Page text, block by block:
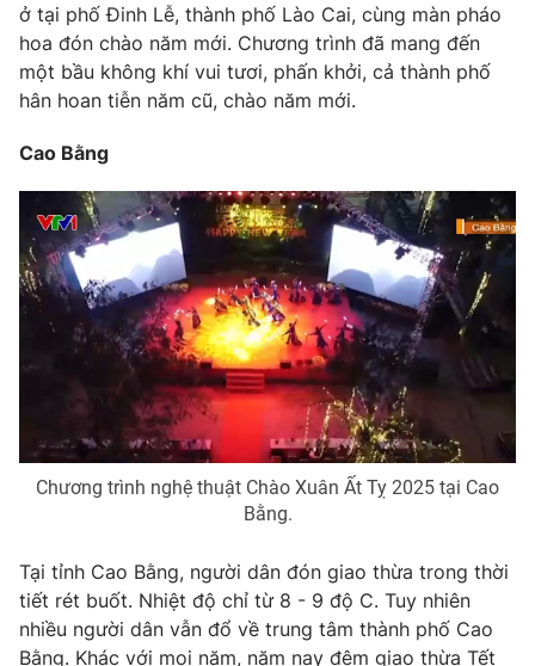
Nhân vật
Khán giả
Điện ảnh
Âm nhạc
Sao
Đời sống
Du lịch
Giáo dục
Tuyển sinh
Học trực tuyến
Công nghệ
Hitech Công nghệ tương lai
Sản phẩm
Thị trường
Tư vấn
Giao lưu trực tuyến
Lịch phát sóng
Chuyên mục khác
Emagazine Podcast
Infographic
Video Shorts video
VTV Money VTV Thể thao
ở tại phố Đinh Lễ, thành phố Lào Cai, cùng màn pháo
hoa đón chào năm mới. Chương trình đã mang đến
một bầu không khí vui tươi, phấn khởi, cả thành phố
hân hoan tiễn năm cũ, chào năm mới.
Cao Bằng
Chương trình nghệ thuật Chào Xuân Ất Tỵ 2025 tại Cao
Bằng.
Tại tỉnh Cao Bằng, người dân đón giao thừa trong thời
tiết rét buốt. Nhiệt độ chỉ từ 8 - 9 độ C. Tuy nhiên
nhiều người dân vẫn đổ về trung tâm thành phố Cao
Bằng. Khác với mọi năm, năm nay đêm giao thừa Tết